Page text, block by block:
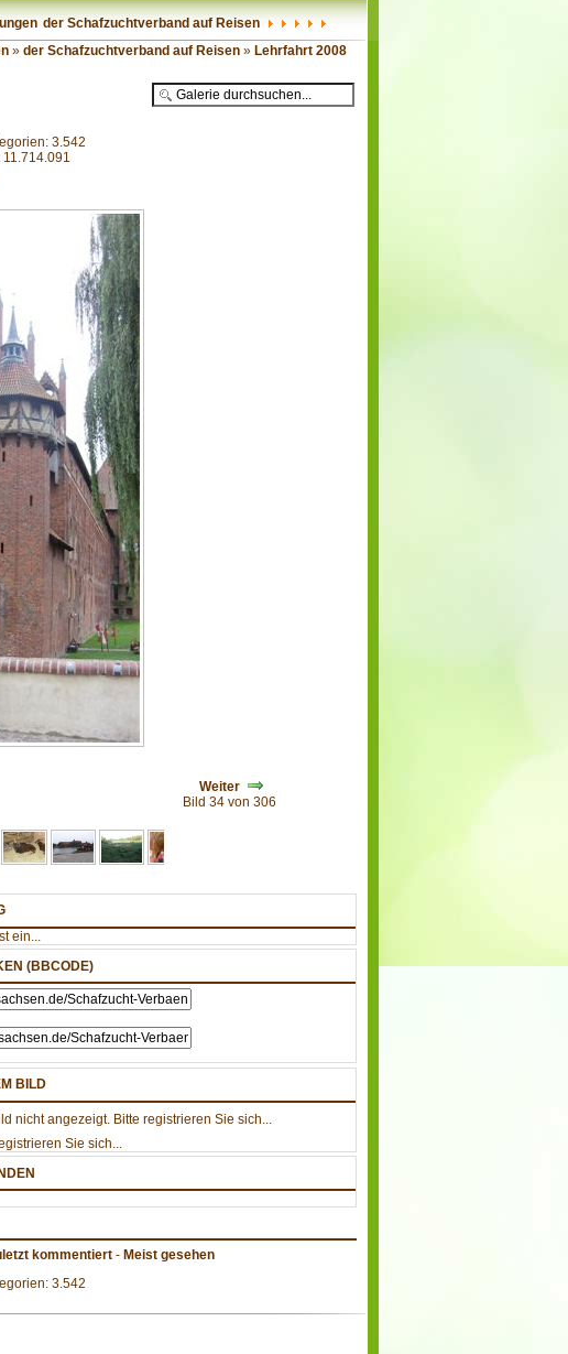
der Schafzuchtverband auf Reisen
» der Schafzuchtverband auf Reisen » Lehrfahrt 2008
3.542
Weiter
Bild 34 von 306
ein...
(BBCODE)
BILD
nicht angezeigt. Bitte registrieren Sie sich...
Sie sich...
kommentiert - Meist gesehen
3.542